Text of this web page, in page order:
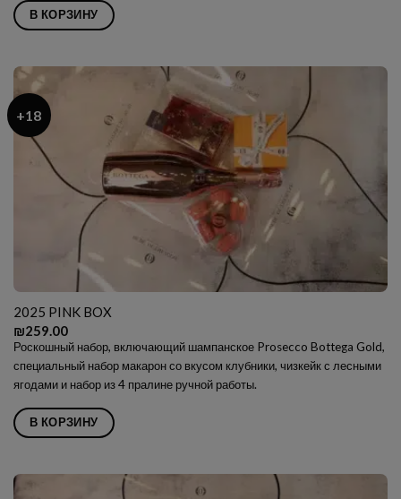
В КОРЗИНУ
+18
2025 PINK BOX
₪259.00
Роскошный набор, включающий шампанское Prosecco Bottega Gold,
специальный набор макарон со вкусом клубники, чизкейк с лесными
ягодами и набор из 4 пралине ручной работы.
В КОРЗИНУ